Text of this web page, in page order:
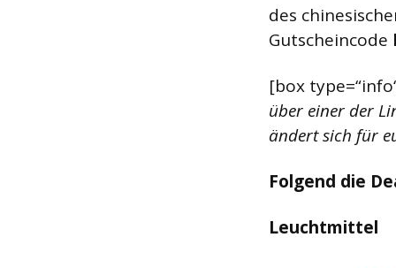
des
Gutscheincode
[box
über einer der
ändert sich für
Folgend die
Leuchtmittel